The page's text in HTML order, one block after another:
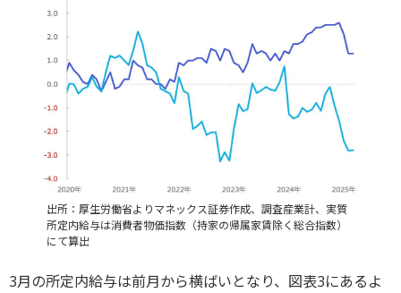
出所：厚生労働省よりマネックス証券作成、調査産業計、実質
所定内給与は消費者物価指数（持家の帰属家賃除く総合指数）
にて算出
3月の所定内給与は前月から横ばいとなり、図表3にあるよ